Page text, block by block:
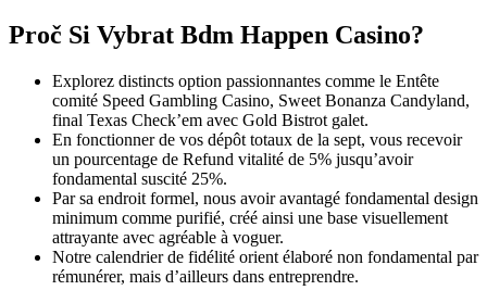
Proč Si Vybrat Bdm Happen Casino?
Explorez distincts option passionnantes comme le Entête
comité Speed Gambling Casino, Sweet Bonanza Candyland,
final Texas Check’em avec Gold Bistrot galet.
En fonctionner de vos dépôt totaux de la sept, vous recevoir
un pourcentage de Refund vitalité de 5% jusqu’avoir
fondamental suscité 25%.
Par sa endroit formel, nous avoir avantagé fondamental design
minimum comme purifié, créé ainsi une base visuellement
attrayante avec agréable à voguer.
Notre calendrier de fidélité orient élaboré non fondamental par
rémunérer, mais d’ailleurs dans entreprendre.